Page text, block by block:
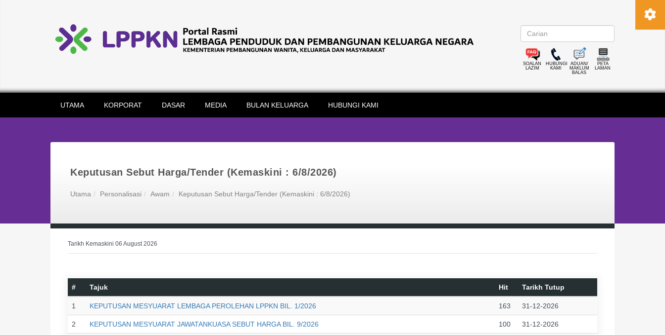
SOALAN
LAZIM
HUBUNGI
KAMI
ADUAN/
MAKLUM
BALAS
PETA
LAMAN
UTAMA KORPORAT DASAR MEDIA BULAN KELUARGA HUBUNGI KAMI
Keputusan Sebut Harga/Tender (Kemaskini : 6/8/2026)
Utama Personalisasi Awam Keputusan Sebut Harga/Tender (Kemaskini : 6/8/2026)
Tarikh Kemaskini 06 August 2026
# Tajuk Hit Tarikh Tutup
1 KEPUTUSAN MESYUARAT LEMBAGA PEROLEHAN LPPKN BIL. 1/2026 163 31-12-2026
2 KEPUTUSAN MESYUARAT JAWATANKUASA SEBUT HARGA BIL. 9/2026 100 31-12-2026